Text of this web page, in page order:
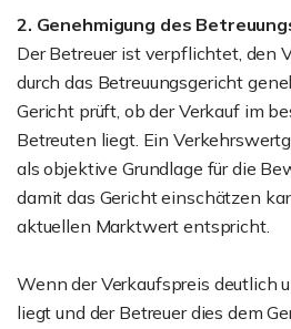
2. Genehmigung des
Der Betreuer ist verpflichtet, den
durch das Betreuungsgericht
Gericht prüft, ob der Verkauf im
Betreuten liegt. Ein
als objektive Grundlage für die
damit das Gericht einschätzen
aktuellen Marktwert entspricht.
Wenn der Verkaufspreis deutlich
liegt und der Betreuer dies dem